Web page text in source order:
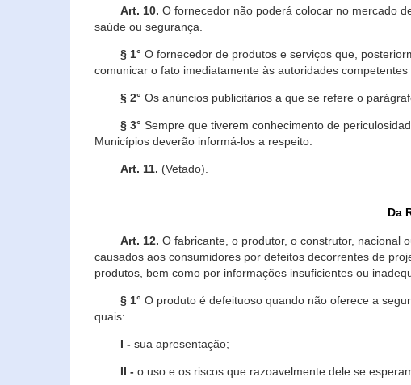
Art. 10. O fornecedor não poderá colocar no mercado
saúde ou segurança.
§ 1° O fornecedor de produtos e serviços que,
comunicar o fato imediatamente às autoridades
§ 2° Os anúncios publicitários a que se refere o
§ 3° Sempre que tiverem conhecimento de
Municípios deverão informá-los a respeito.
Art. 11. (Vetado).
Da
Art. 12. O fabricante, o produtor, o construtor, nacional
causados aos consumidores por defeitos decorrentes de
produtos, bem como por informações insuficientes ou
§ 1° O produto é defeituoso quando não oferece a
quais:
I - sua apresentação;
II - o uso e os riscos que razoavelmente dele se